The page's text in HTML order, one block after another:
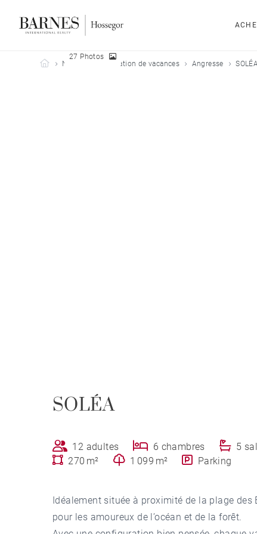
Barnes Hossegor
Nos biens en location de vacances Angresse
27 Photos
SOLÉA
12 adultes 6 chambres
5
270 m²
1 099 m² Parking
Idéalement située à proximité de la plage
pour les amoureux de l’océan et de la forêt.